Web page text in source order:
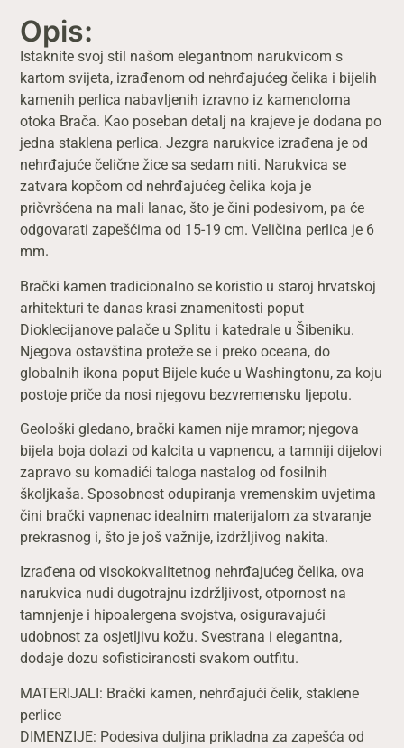
Opis:
Istaknite svoj stil našom elegantnom narukvicom s
kartom svijeta, izrađenom od nehrđajućeg čelika i bijelih
kamenih perlica nabavljenih izravno iz kamenoloma
otoka Brača. Kao poseban detalj na krajeve je dodana po
jedna staklena perlica. Jezgra narukvice izrađena je od
nehrđajuće čelične žice sa sedam niti. Narukvica se
zatvara kopčom od nehrđajućeg čelika koja je
pričvršćena na mali lanac, što je čini podesivom, pa će
odgovarati zapešćima od 15-19 cm. Veličina perlica je 6
mm.
Brački kamen tradicionalno se koristio u staroj hrvatskoj
arhitekturi te danas krasi znamenitosti poput
Dioklecijanove palače u Splitu i katedrale u Šibeniku.
Njegova ostavština proteže se i preko oceana, do
globalnih ikona poput Bijele kuće u Washingtonu, za koju
postoje priče da nosi njegovu bezvremensku ljepotu.
Geološki gledano, brački kamen nije mramor; njegova
bijela boja dolazi od kalcita u vapnencu, a tamniji dijelovi
zapravo su komadići taloga nastalog od fosilnih
školjkaša. Sposobnost odupiranja vremenskim uvjetima
čini brački vapnenac idealnim materijalom za stvaranje
prekrasnog i, što je još važnije, izdržljivog nakita.
Izrađena od visokokvalitetnog nehrđajućeg čelika, ova
narukvica nudi dugotrajnu izdržljivost, otpornost na
tamnjenje i hipoalergena svojstva, osiguravajući
udobnost za osjetljivu kožu. Svestrana i elegantna,
dodaje dozu sofisticiranosti svakom outfitu.
MATERIJALI: Brački kamen, nehrđajući čelik, staklene
perlice
DIMENZIJE: Podesiva duljina prikladna za zapešća od